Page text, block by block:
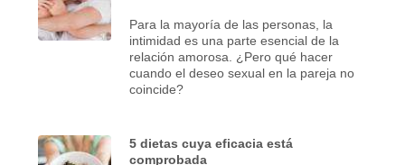
Para la mayoría de las personas, la
intimidad es una parte esencial de la
relación amorosa. ¿Pero qué hacer
cuando el deseo sexual en la pareja no
coincide?
5 dietas cuya eficacia está
comprobada